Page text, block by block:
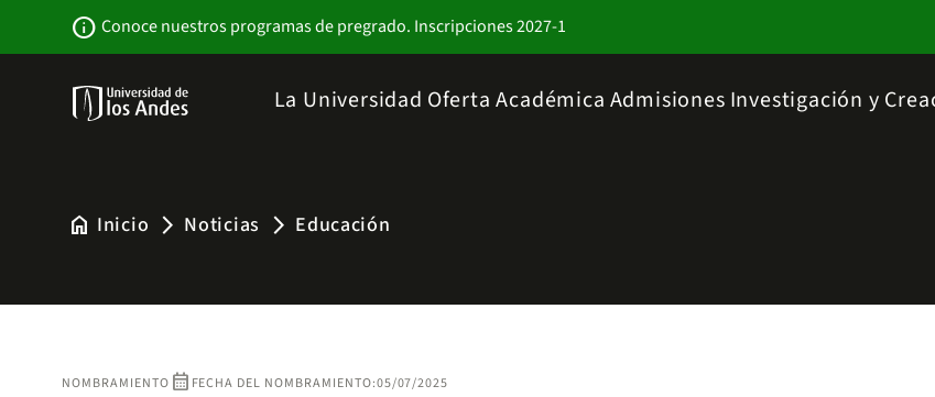
info Conoce nuestros programas de pregrado. Inscripciones 2027-1
La Universidad Oferta Académica Admisiones Investigación y
home Inicio arrow_forward_ios Noticias arrow_forward_ios Educación
NOMBRAMIENTO calendar_month FECHA DEL NOMBRAMIENTO:05/07/2025